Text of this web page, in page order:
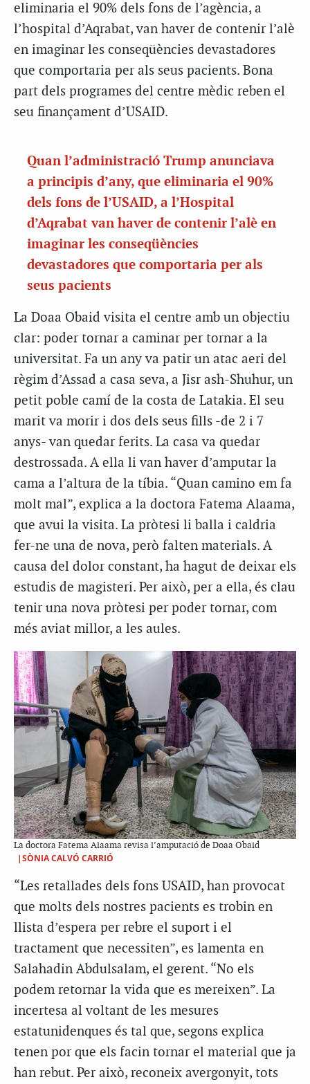
eliminaria el 90% dels fons de l’agència, a
l’hospital d’Aqrabat, van haver de contenir l’alè
en imaginar les conseqüències devastadores
que comportaria per als seus pacients. Bona
part dels programes del centre mèdic reben el
seu finançament d’USAID.
Quan l’administració Trump anunciava
a principis d’any, que eliminaria el 90%
dels fons de l’USAID, a l’Hospital
d’Aqrabat van haver de contenir l’alè en
imaginar les conseqüències
devastadores que comportaria per als
seus pacients
La Doaa Obaid visita el centre amb un objectiu
clar: poder tornar a caminar per tornar a la
universitat. Fa un any va patir un atac aeri del
règim d’Assad a casa seva, a Jisr ash-Shuhur, un
petit poble camí de la costa de Latakia. El seu
marit va morir i dos dels seus fills -de 2 i 7
anys- van quedar ferits. La casa va quedar
destrossada. A ella li van haver d’amputar la
cama a l’altura de la tíbia. “Quan camino em fa
molt mal”, explica a la doctora Fatema Alaama,
que avui la visita. La pròtesi li balla i caldria
fer-ne una de nova, però falten materials. A
causa del dolor constant, ha hagut de deixar els
estudis de magisteri. Per això, per a ella, és clau
tenir una nova pròtesi per poder tornar, com
més aviat millor, a les aules.
La doctora Fatema Alaama revisa l’amputació de Doaa Obaid
|SÒNIA CALVÓ CARRIÓ
“Les retallades dels fons USAID, han provocat
que molts dels nostres pacients es trobin en
llista d’espera per rebre el suport i el
tractament que necessiten”, es lamenta en
Salahadin Abdulsalam, el gerent. “No els
podem retornar la vida que es mereixen”. La
incertesa al voltant de les mesures
estatunidenques és tal que, segons explica
tenen por que els facin tornar el material que ja
han rebut. Per això, reconeix avergonyit, tots